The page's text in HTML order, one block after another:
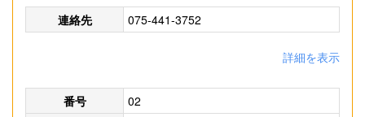
連絡先 075-441-3752
詳細を表示
番号
02